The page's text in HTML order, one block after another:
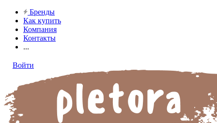
Бренды
Как купить
Компания
Контакты
...
Войти